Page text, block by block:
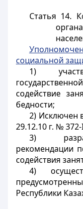
Статья 14.
социальной
1)
содействие
бедности;
2) Исключен
29.12.10 г. №
3)
рекомендации
содействия
4)
Республики